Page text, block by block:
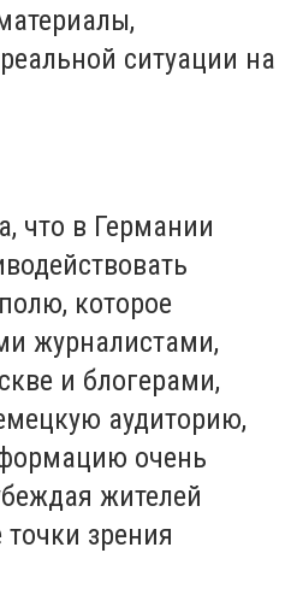
ситуации на
что в Германии
которое
журналистами,
и блогерами,
аудиторию,
очень
жителей
зрения